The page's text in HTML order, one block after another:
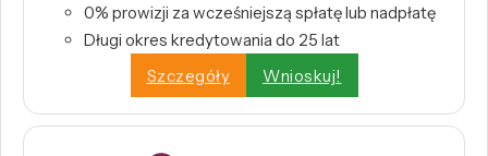
0% prowizji za wcześniejszą spłatę lub nadpłatę
Długi okres kredytowania do 25 lat
Szczegóły
Wnioskuj!